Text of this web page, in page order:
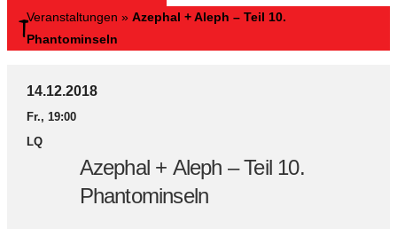
Veranstaltungen » Azephal + Aleph – Teil 10.
Phantominseln
14.12.2018
Fr., 19:00
LQ
Azephal + Aleph – Teil 10.
Phantominseln